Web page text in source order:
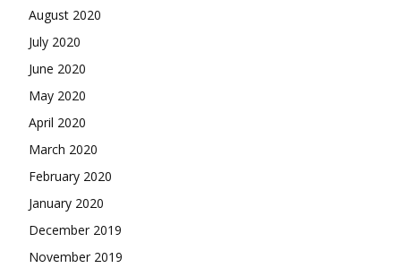
August 2020
July 2020
June 2020
May 2020
April 2020
March 2020
February 2020
January 2020
December 2019
November 2019